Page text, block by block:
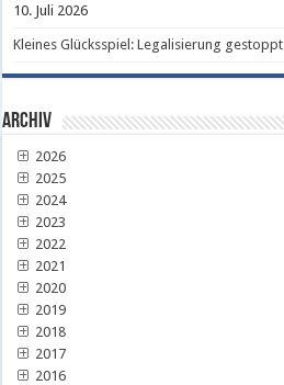
10. Juli 2026
Kleines Glücksspiel: Legalisierung gestoppt
Archiv
2026
2025
2024
2023
2022
2021
2020
2019
2018
2017
2016